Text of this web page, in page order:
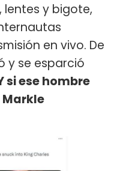
y bigote,
en vivo. De
y se esparció
si ese hombre